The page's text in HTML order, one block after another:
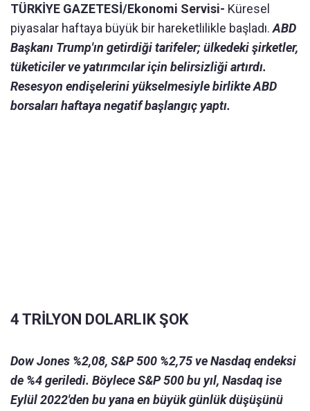
TÜRKİYE GAZETESİ/Ekonomi Servisi- Küresel
piyasalar haftaya büyük bir hareketlilikle başladı.ABD
Başkanı Trump'ın getirdiği tarifeler; ülkedeki şirketler,
tüketiciler ve yatırımcılar için belirsizliği artırdı.
Resesyon endişelerini yükselmesiyle birlikte ABD
borsaları haftaya negatif başlangıç yaptı.
4 TRİLYON DOLARLIK ŞOK
Dow Jones %2,08, S&P 500 %2,75 ve Nasdaq endeksi
de %4 geriledi. Böylece S&P 500 bu yıl, Nasdaq ise
Eylül 2022'den bu yana en büyük günlük düşüşünü